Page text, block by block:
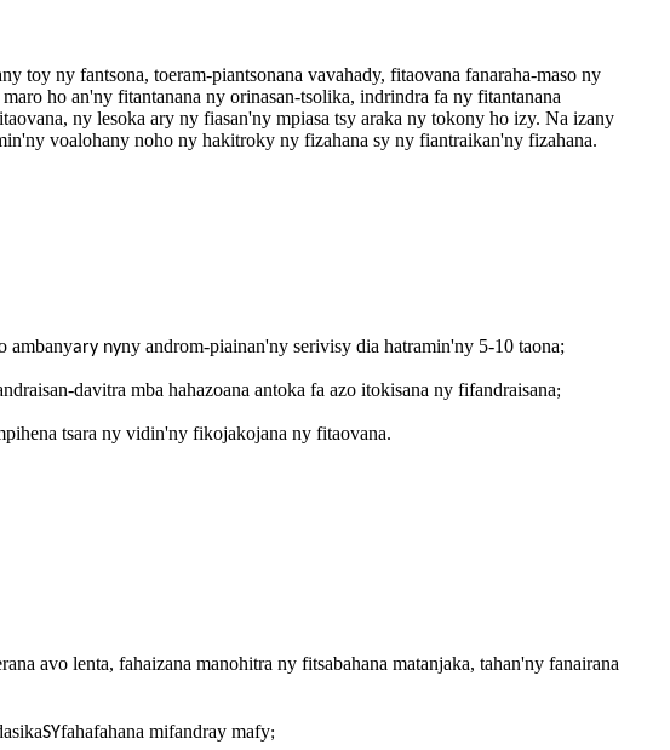
toy ny fantsona, toeram-piantsonana vavahady, fitaovana fanaraha-maso ny
ho an'ny fitantanana ny orinasan-tsolika, indrindra fa ny fitantanana
ny lesoka ary ny fiasan'ny mpiasa tsy araka ny tokony ho izy. Na izany
voalohany noho ny hakitroky ny fizahana sy ny fiantraikan'ny fizahana.
ambanyary nyny androm-piainan'ny serivisy dia hatramin'ny 5-10 taona;
davitra mba hahazoana antoka fa azo itokisana ny fifandraisana;
tsara ny vidin'ny fikojakojana ny fitaovana.
avo lenta, fahaizana manohitra ny fitsabahana matanjaka, tahan'ny fanairana
SYfahafahana mifandray mafy;